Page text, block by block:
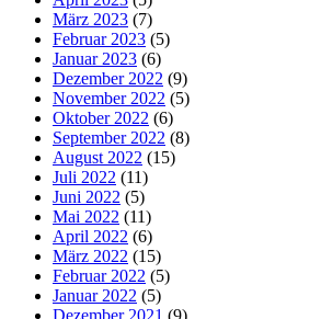
März 2023 (7)
Februar 2023 (5)
Januar 2023 (6)
Dezember 2022 (9)
November 2022 (5)
Oktober 2022 (6)
September 2022 (8)
August 2022 (15)
Juli 2022 (11)
Juni 2022 (5)
Mai 2022 (11)
April 2022 (6)
März 2022 (15)
Februar 2022 (5)
Januar 2022 (5)